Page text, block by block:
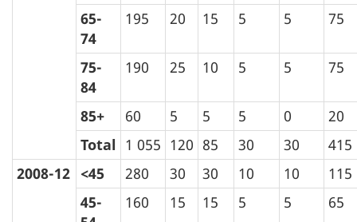
65-
74
195 20 15 5 5 75
75-
84
190 25 10 5 5 75
85+ 60 5 5 5 0
20
Total 1 055 120 85 30 30
415
2008-12 <45 280 30 30 10 10
115
45-
160 15 15 5 5 65